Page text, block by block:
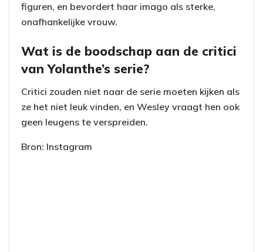
figuren, en bevordert haar imago als sterke,
onafhankelijke vrouw.
Wat is de boodschap aan de critici
van Yolanthe’s serie?
Critici zouden niet naar de serie moeten kijken als
ze het niet leuk vinden, en Wesley vraagt hen ook
geen leugens te verspreiden.
Bron: Instagram